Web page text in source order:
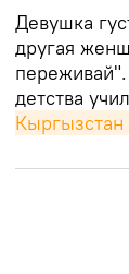
Девушка
другая
детства
Кыргызстан